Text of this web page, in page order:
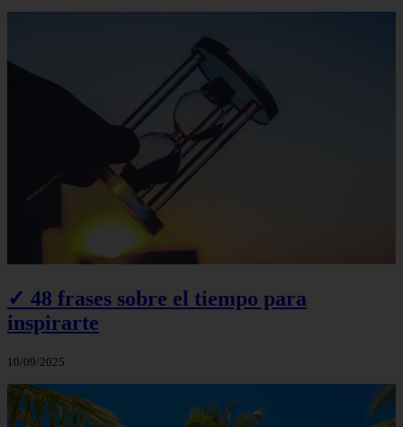
✓ 48 frases sobre el tiempo para
inspirarte
10/09/2025